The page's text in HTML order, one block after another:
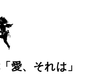
愛、それは」